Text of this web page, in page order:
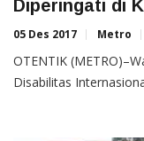
Diperingati di
05 Des 2017 Metro
OTENTIK
Disabilitas